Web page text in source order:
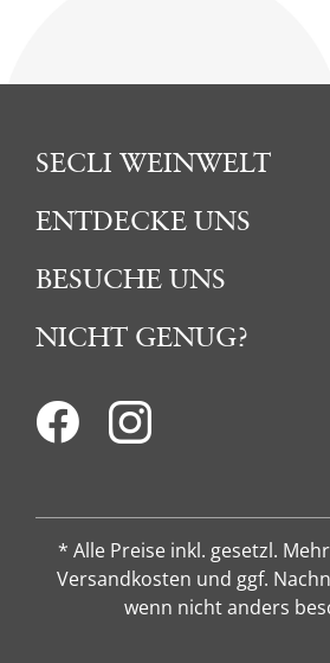
SECLI WEINWELT
ENTDECKE UNS
BESUCHE UNS
NICHT GENUG?
* Alle Preise inkl. gesetzl.
Versandkosten und ggf.
wenn nicht anders